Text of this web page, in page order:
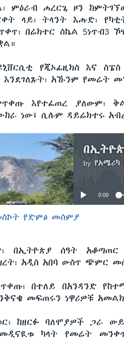
ምዕራብ ሐረርጌ ዞን
ላይ፣ ትላንት እሑድ፣
በሬክተር ስኬል 5ነጥብ3
የጂኦፊዚክስ እና
እንደገለጹት፣ አኹንም የመሬት
እየተፈጠረ ያለውም፣
ነው፤ ሲሉም ዳይሬክተሩ
by የአሜሪካ
No media source
0:00
የድምፅ መስምያ
በኢትዮጵያ ሰዓት
አዲስ አበባ ውስጥ ጭምር
በተለይ በአንዳንድ
መፍጠሩን ነዋሪዎቹ
ከዘርፉ ባለሞያዎች ጋራ
ካላት የመሬት